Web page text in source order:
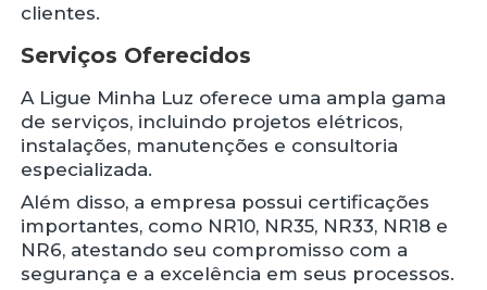
clientes.
Serviços Oferecidos
A Ligue Minha Luz oferece uma ampla gama
de serviços, incluindo projetos elétricos,
instalações, manutenções e consultoria
especializada.
Além disso, a empresa possui certificações
importantes, como NR10, NR35, NR33, NR18 e
NR6, atestando seu compromisso com a
segurança e a excelência em seus processos.